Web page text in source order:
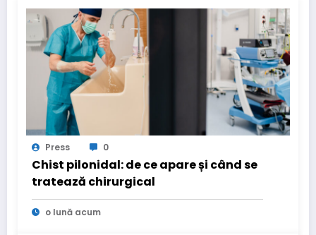
Press 0
Chist pilonidal: de ce apare și când se
tratează chirurgical
o lună acum